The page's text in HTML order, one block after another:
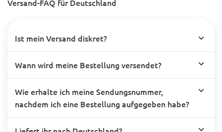
Versand-FAQ für Deutschland
Ist mein Versand diskret?
Wann wird meine Bestellung versendet?
Wie erhalte ich meine Sendungsnummer,
nachdem ich eine Bestellung aufgegeben habe?